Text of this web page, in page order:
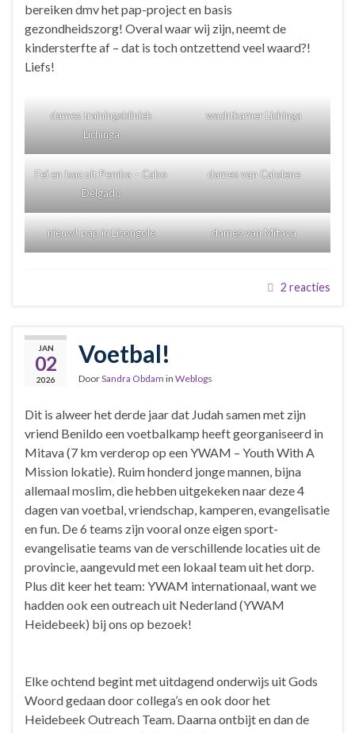
bereiken dmv het pap-project en basis
gezondheidszorg! Overal waar wij zijn, neemt de
kindersterfte af – dat is toch ontzettend veel waard?!
Liefs!
dames trainingskliniek
Lichinga
wachtkamer Lichinga
Fei en Isac uit Pemba – Cabo
Delgado
dames van Calolene
nieuw! pap in Lisongole dames van Mitava
2 reacties
JAN
02
2026
Voetbal!
DoorSandra Obdam in Weblogs
Dit is alweer het derde jaar dat Judah samen met zijn
vriend Benildo een voetbalkamp heeft georganiseerd in
Mitava (7 km verderop op een YWAM – Youth With A
Mission lokatie). Ruim honderd jonge mannen, bijna
allemaal moslim, die hebben uitgekeken naar deze 4
dagen van voetbal, vriendschap, kamperen, evangelisatie
en fun. De 6 teams zijn vooral onze eigen sport-
evangelisatie teams van de verschillende locaties uit de
provincie, aangevuld met een lokaal team uit het dorp.
Plus dit keer het team: YWAM internationaal, want we
hadden ook een outreach uit Nederland (YWAM
Heidebeek) bij ons op bezoek!
Elke ochtend begint met uitdagend onderwijs uit Gods
Woord gedaan door collega’s en ook door het
Heidebeek Outreach Team. Daarna ontbijt en dan de